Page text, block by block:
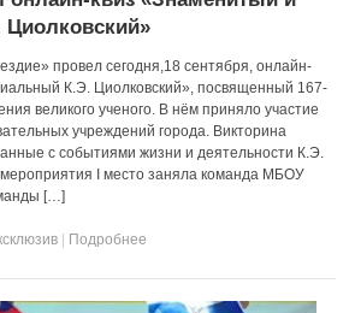
провел сегодня,18 сентября, онлайн-
К.Э. Циолковский», посвященный 167-
великого ученого. В нём приняло участие
учреждений города. Викторина
с событиями жизни и деятельности К.Э.
мероприятия I место заняла команда МБОУ
[…]
Подробнее